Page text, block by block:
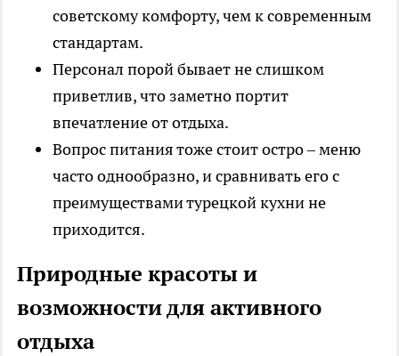
советскому комфорту, чем к современным
стандартам.
Персонал порой бывает не слишком
приветлив, что заметно портит
впечатление от отдыха.
Вопрос питания тоже стоит остро – меню
часто однообразно, и сравнивать его с
преимуществами турецкой кухни не
приходится.
Природные красоты и
возможности для активного
отдыха